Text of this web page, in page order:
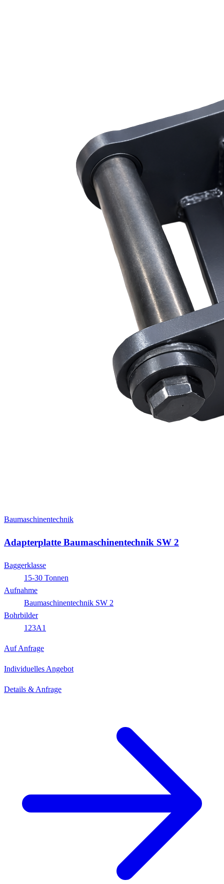
Baumaschinentechnik
Adapterplatte Baumaschinentechnik SW 2
Baggerklasse
15-30 Tonnen
Aufnahme
Baumaschinentechnik SW 2
Bohrbilder
123A1
Auf Anfrage
Individuelles Angebot
Details & Anfrage